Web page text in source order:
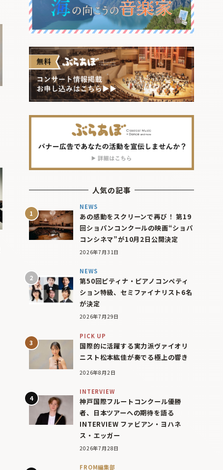
人気の記事
NEWS
あの感動をスクリーンで再び！ 第19
回ショパンコンクールの映画“ショパ
コンシネマ”が10月2日公開決定
2026年7月31日
NEWS
第50回ピティナ・ピアノコンペティ
ション特級、セミファイナリスト6名
が決定
2026年7月29日
PICK UP
国際的に活躍する実力派ヴァイオリ
ニスト松本紘佳が奏でる極上の響き
2026年8月2日
INTERVIEW
神戸国際フルートコンクール優勝
者、日本ツアーへの期待を語る
INTERVIEW ファビアン・ヨハネ
ス・エッガー
2026年7月28日
FROM編集部